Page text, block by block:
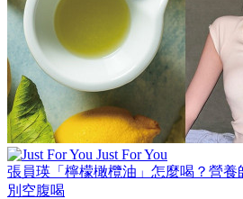
Just For You
張員瑛「檸檬橄欖油」怎麼喝？營養
別空腹喝